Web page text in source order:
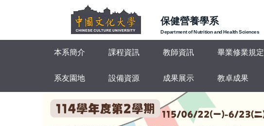
要
保健營養學系
Department of Nutrition and Health Sciences
本系簡介 課程資訊 教師資訊 畢業修業規定
系友園地 設備資源 成果展示 教卓成果